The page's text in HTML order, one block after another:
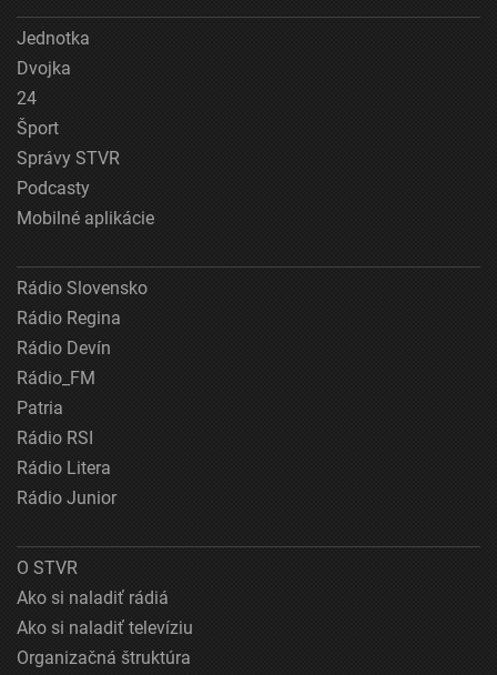
Jednotka
Dvojka
24
Šport
Správy STVR
Podcasty
Mobilné aplikácie
Rádio Slovensko
Rádio Regina
Rádio Devín
Rádio_FM
Patria
Rádio RSI
Rádio Litera
Rádio Junior
O STVR
Ako si naladiť rádiá
Ako si naladiť televíziu
Organizačná štruktúra